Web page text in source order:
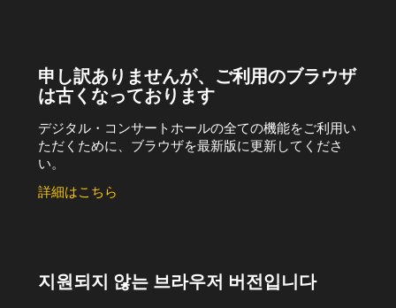
申し訳ありませんが、ご利用のブラウザ
は古くなっております
デジタル・コンサートホールの全ての機能をご利用い
ただくために、ブラウザを最新版に更新してくださ
い。
詳細はこちら
지원되지 않는 브라우저 버전입니다